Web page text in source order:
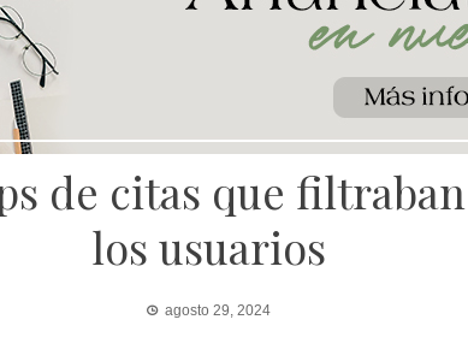
de citas que
los usuarios
agosto 29, 2024